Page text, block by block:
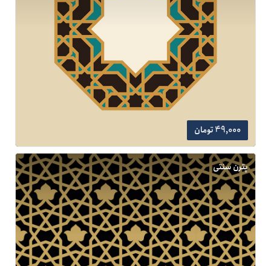
49,000 تومان
پترن سنتی